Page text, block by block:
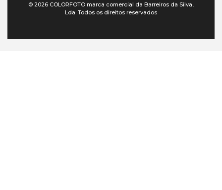
© 2026 COLORFOTO marca comercial da Barreiros da Silva,
Lda. Todos os direitos reservados